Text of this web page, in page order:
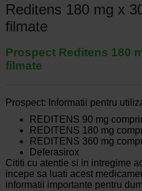
Reditens 180 mg x
filmate
Prospect Reditens 180
filmate
Prospect: Informatii pentru
REDITENS 90 mg
REDITENS 180 mg
REDITENS 360 mg
Deferasirox
Cititi cu atentie si in intregime
incepe sa luati acest
informatii importante pentru